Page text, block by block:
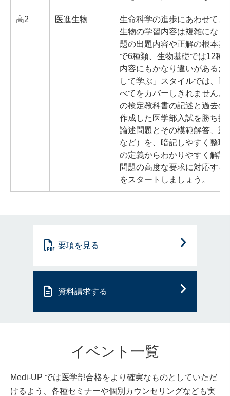
高2 医進生物
生命科学の進歩にあわせて
生物の学習内容は複雑にな
題の出題内容や正解の根本
で6種類、生物基礎では12種
内容にもかなり違いがある
して学ぶ」スタイルでは、
べてをカバーしきれません
の検定教科書の記述と過去
作成した医学部入試を勝ち
論述問題とその模範解答、
など）を、暗記しやすく整
の定義からわかりやすく解
問題の高度な要求に対応す
をスタートしましょう。
要項を見る
資料請求する
イベント一覧
Medi-UP では医学部合格をより確実なものとしていただ
けるよう、各種セミナーや個別カウンセリングなども実